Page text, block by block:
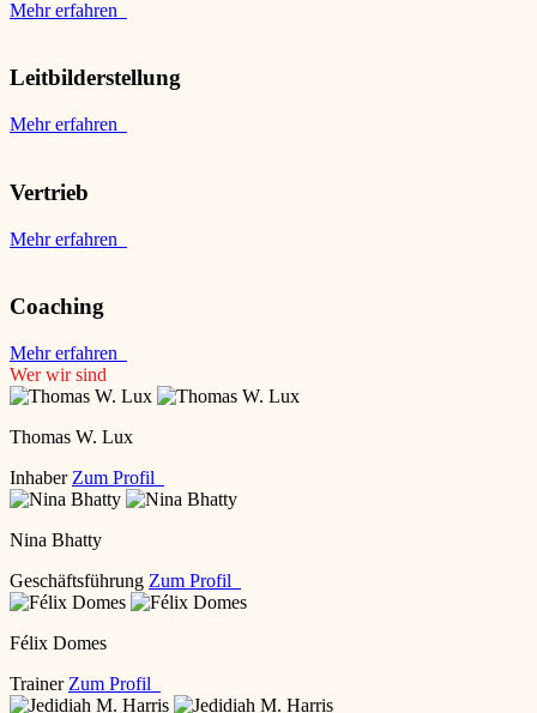
Mehr erfahren
Leitbilderstellung
Mehr erfahren
Vertrieb
Mehr erfahren
Coaching
Mehr erfahren
Wer wir sind
Thomas W. Lux
Inhaber Zum Profil
Nina Bhatty
Geschäftsführung Zum Profil
Félix Domes
Trainer Zum Profil